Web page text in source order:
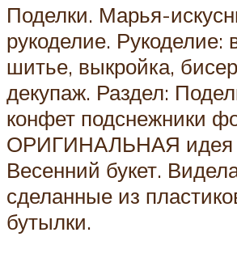
Поделки. Марья-
рукоделие. Рукоделие:
шитье, выкройка,
декупаж. Раздел:
конфет подснежники
ОРИГИНАЛЬНАЯ идея
Весенний букет.
сделанные из
бутылки.